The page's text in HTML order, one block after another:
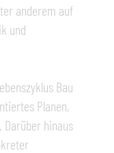
anderem auf
und
Bau
Planen,
Darüber hinaus